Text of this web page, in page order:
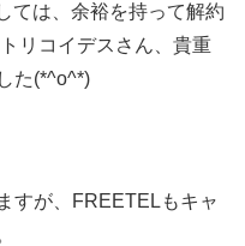
ては、余裕を持って解約
リコイデスさん、貴重
た(*^o^*)
すが、FREETELもキャ